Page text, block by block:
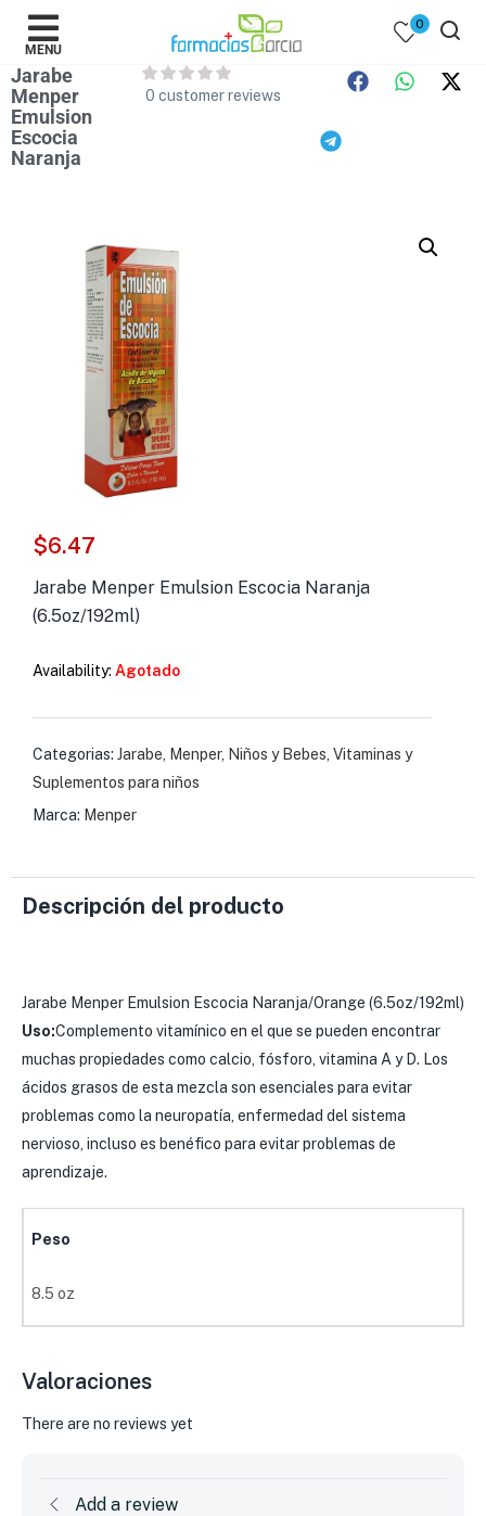
y Suplementos )
MENU
0
Jarabe
Menper
Emulsion
Escocia
Naranja
0 customer reviews
$6.47
Jarabe Menper Emulsion Escocia Naranja
(6.5oz/192ml)
Availability: Agotado
Categorias: Jarabe Menper, Niños y Bebes Vitaminas y
Suplementos para niños
Marca: Menper
Descripción del producto
Jarabe Menper Emulsion Escocia Naranja/Orange (6.5oz/192ml)
Uso:Complemento vitamínico en el que se pueden encontrar
muchas propiedades como calcio, fósforo, vitamina A y D. Los
ácidos grasos de esta mezcla son esenciales para evitar
problemas como la neuropatía, enfermedad del sistema
nervioso, incluso es benéfico para evitar problemas de
aprendizaje.
Peso
8.5 oz
Valoraciones
There are no reviews yet
Add a review